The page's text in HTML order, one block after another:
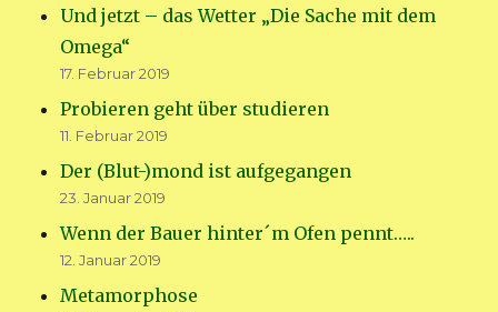
Und jetzt – das Wetter „Die Sache mit dem
Omega“
17. Februar 2019
Probieren geht über studieren
11. Februar 2019
Der (Blut-)mond ist aufgegangen
23. Januar 2019
Wenn der Bauer hinter´m Ofen pennt…..
12. Januar 2019
Metamorphose